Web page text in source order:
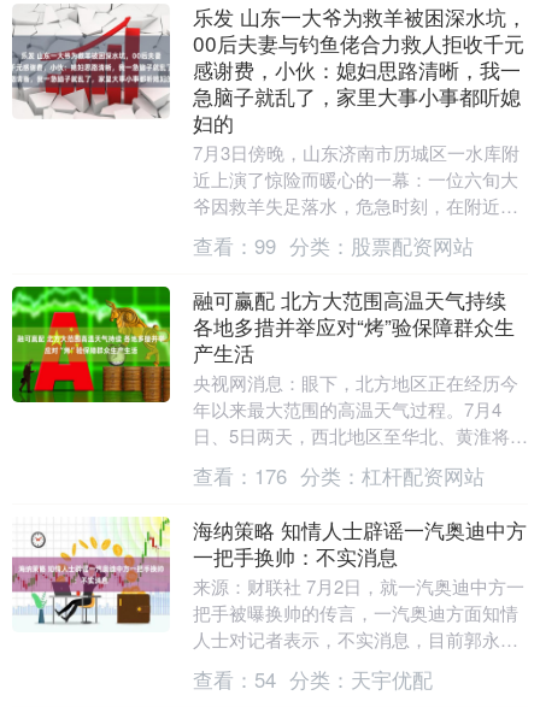
乐发 山东一大爷为救羊被困深水坑，
00后夫妻与钓鱼佬合力救人拒收千元
感谢费，小伙：媳妇思路清晰，我一
急脑子就乱了，家里大事小事都听媳
妇的
7月3日傍晚，山东济南市历城区一水库附
近上演了惊险而暖心的一幕：一位六旬大
爷因救羊失足落水，危急时刻，在附近约
会的新婚夫妻朱加旭、李雪携手两名钓鱼
市民冷静施救，....
查看： 99 分类： 股票配资网站
融可赢配 北方大范围高温天气持续
各地多措并举应对“烤”验保障群众生
产生活
央视网消息：眼下，北方地区正在经历今
年以来最大范围的高温天气过程。7月4
日、5日两天，西北地区至华北、黄淮将出
现大范围35℃以上的高温天气，新疆、甘
肃西部高温或....
查看： 176 分类： 杠杆配资网站
海纳策略 知情人士辟谣一汽奥迪中方
一把手换帅：不实消息
来源：财联社 7月2日，就一汽奥迪中方一
把手被曝换帅的传言，一汽奥迪方面知情
人士对记者表示，不实消息，目前郭永锋
仍为一汽奥迪销售有限责任公司执行副总
经理。据悉，....
查看： 54 分类： 天宇优配